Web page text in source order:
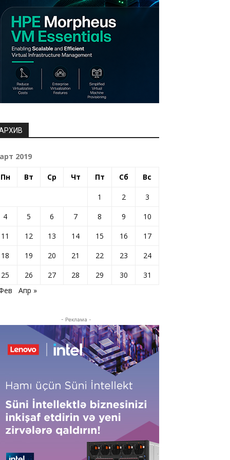
2019
Пн Вт Ср Чт Пт Сб Вс
1 2
3
4
5 6 7 8 9
10
11
12 13 14 15 16
17
18
19 20 21 22 23
24
25
26 27 28 29 30
31
Апр »
- Реклама -